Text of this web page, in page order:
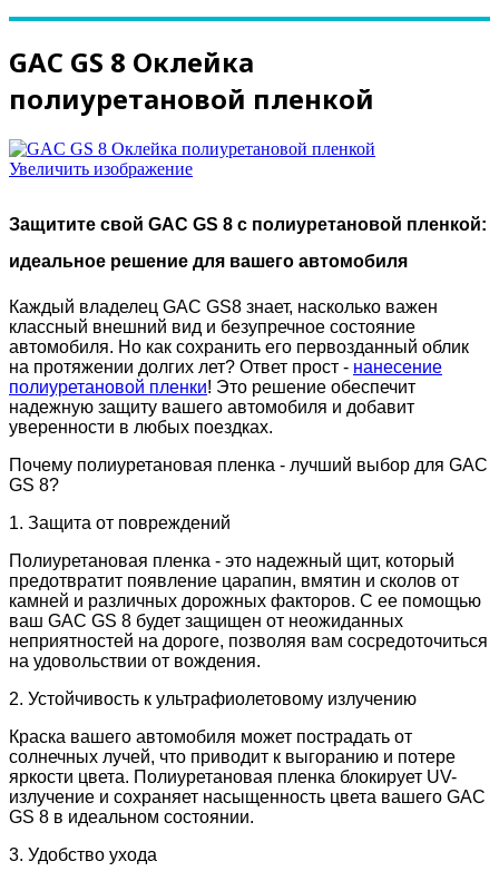
GAC GS 8 Оклейка
полиуретановой пленкой
Увеличить изображение
Защитите свой GAC GS 8 с полиуретановой пленкой:
идеальное решение для вашего автомобиля
Каждый владелец GAC GS8 знает, насколько важен
классный внешний вид и безупречное состояние
автомобиля. Но как сохранить его первозданный облик
на протяжении долгих лет? Ответ прост - нанесение
полиуретановой пленки! Это решение обеспечит
надежную защиту вашего автомобиля и добавит
уверенности в любых поездках.
Почему полиуретановая пленка - лучший выбор для GAC
GS 8?
1. Защита от повреждений
Полиуретановая пленка - это надежный щит, который
предотвратит появление царапин, вмятин и сколов от
камней и различных дорожных факторов. С ее помощью
ваш GAC GS 8 будет защищен от неожиданных
неприятностей на дороге, позволяя вам сосредоточиться
на удовольствии от вождения.
2. Устойчивость к ультрафиолетовому излучению
Краска вашего автомобиля может пострадать от
солнечных лучей, что приводит к выгоранию и потере
яркости цвета. Полиуретановая пленка блокирует UV-
излучение и сохраняет насыщенность цвета вашего GAC
GS 8 в идеальном состоянии.
3. Удобство ухода